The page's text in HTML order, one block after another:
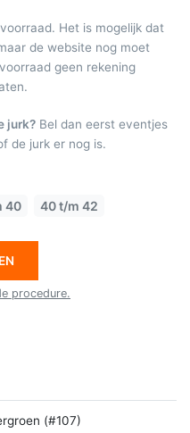
Het is mogelijk dat
de website nog moet
geen rekening
jurk? Bel dan eerst eventjes
de jurk er nog is.
40 40 t/m 42
procedure.
(#107)